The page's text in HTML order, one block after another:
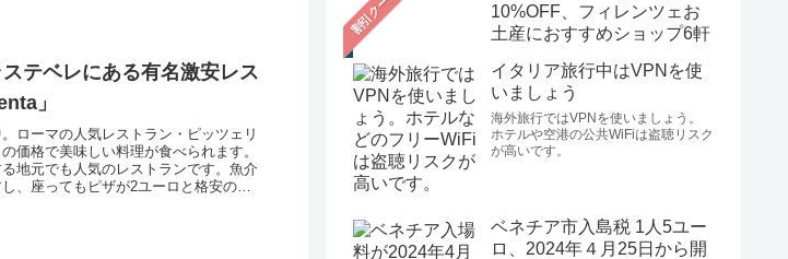
テベレにある有名激安レス
」
ローマの人気レストラン・ピッツェリ
価格で美味しい料理が食べられます。
地元でも人気のレストランです。魚介
、座ってもピザが2ユーロと格安の値
10%OFF、フィレンツェお
土産におすすめショップ6軒
イタリア旅行中はVPNを使
いましょう
海外旅行ではVPNを使いましょう。
ホテルや空港の公共WiFiは盗聴リスク
が高いです。
ベネチア市入島税 1人5ユー
ロ、2024年４月25日から開